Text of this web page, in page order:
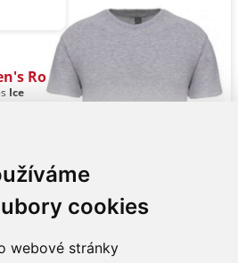
cookies
webové stránky
Ro
Ice
šedá